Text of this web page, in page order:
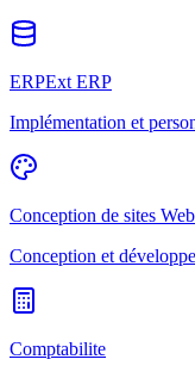
ERPExt ERP
Implémentation et
Conception de sites Web
Conception et
Comptabilite